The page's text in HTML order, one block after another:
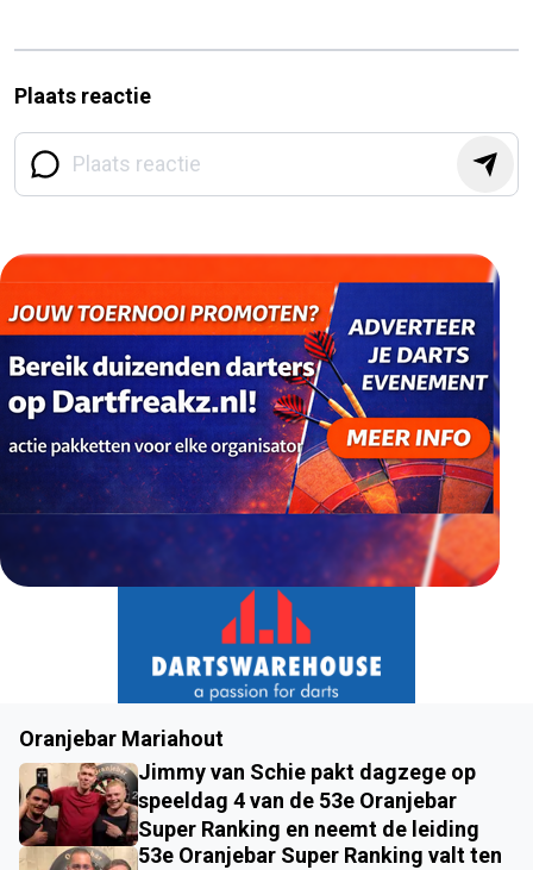
Plaats reactie
Oranjebar Mariahout
Jimmy van Schie pakt dagzege op
speeldag 4 van de 53e Oranjebar
Super Ranking en neemt de leiding
53e Oranjebar Super Ranking valt ten